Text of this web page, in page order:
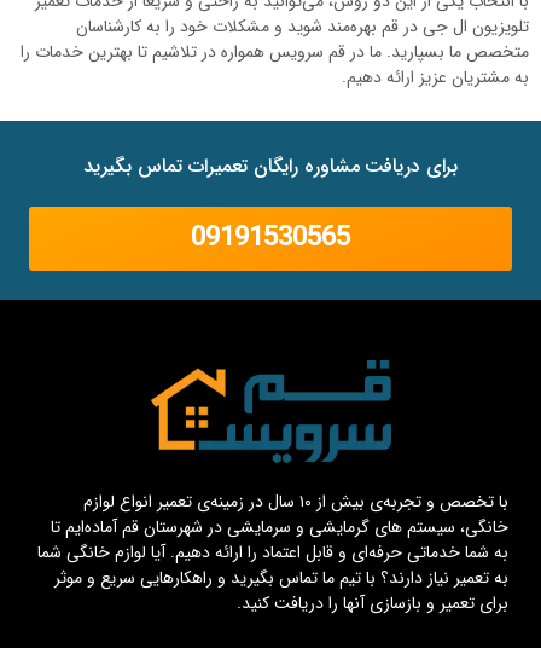
تلویزیون ال جی در قم بهره‌مند شوید و مشکلات خود را به کارشناسان
متخصص ما بسپارید. ما در قم سرویس همواره در تلاشیم تا بهترین خدمات را
به مشتریان عزیز ارائه دهیم.
برای دریافت مشاوره رایگان تعمیرات تماس بگیرید
09191530565
با تخصص و تجربه‌ی بیش از ۱۰ سال در زمینه‌ی تعمیر انواع لوازم
خانگی، سیستم های گرمایشی و سرمایشی در شهرستان قم آماده‌ایم تا
به شما خدماتی حرفه‌ای و قابل اعتماد را ارائه دهیم. آیا لوازم خانگی شما
به تعمیر نیاز دارند؟ با تیم ما تماس بگیرید و راهکارهایی سریع و موثر
برای تعمیر و بازسازی آنها را دریافت کنید.